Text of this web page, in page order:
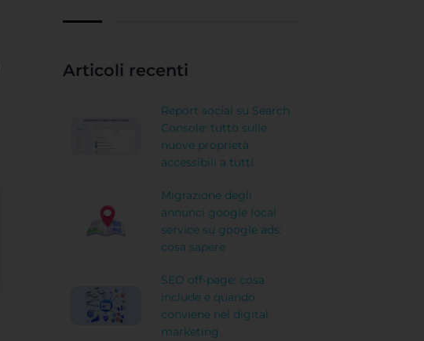
Articoli recenti
Report social su Search
Console: tutto sulle
nuove proprietà
accessibili a tutti
Migrazione degli
annunci google local
service su google ads:
cosa sapere
SEO off-page: cosa
include e quando
conviene nel digital
marketing